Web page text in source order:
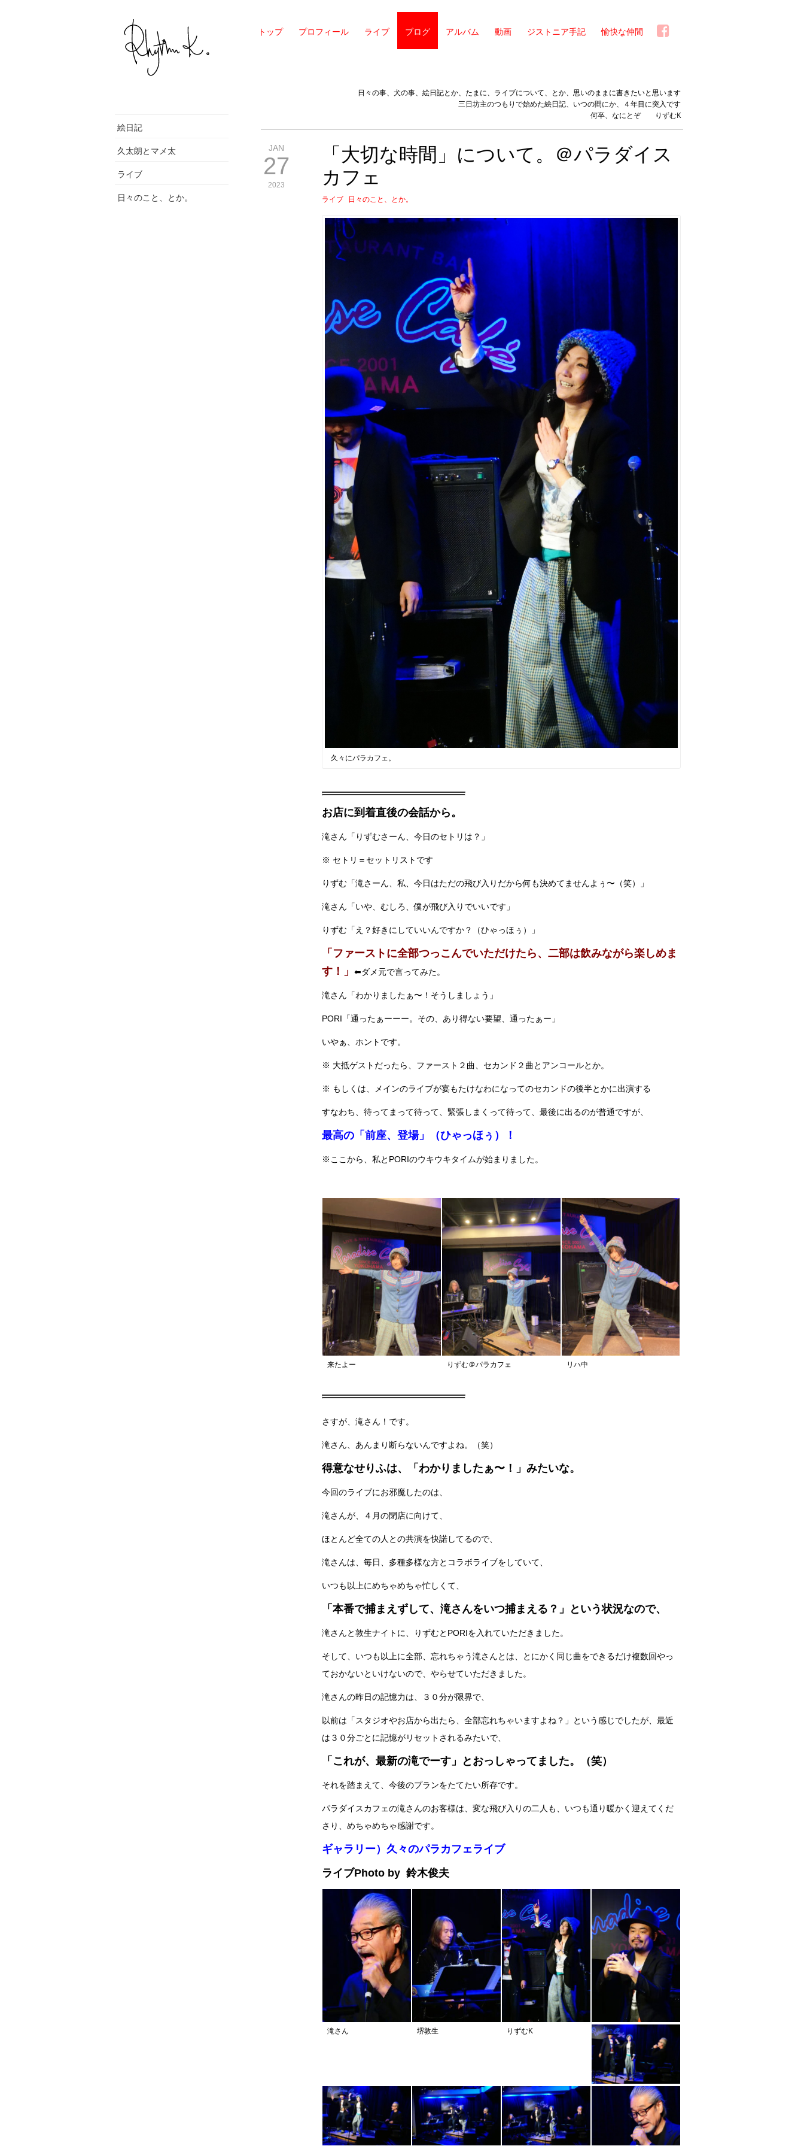
トップ プロフィール ライブ ブログ アルバム 動画 ジストニア手記 愉快な仲間
絵日記
久太朗とマメ太
ライブ
日々のこと、とか。
日々の事、犬の事、絵日記とか、たまに、ライブについて、とか、思いのままに書きたいと思います
三日坊主のつもりで始めた絵日記、いつの間にか、４年目に突入です
何卒、なにとぞ りずむK
JAN
27
2023
「大切な時間」について。＠パラダイス
カフェ
ライブ 日々のこと、とか。
久々にパラカフェ。
お店に到着直後の会話から。
滝さん「りずむさーん、今日のセトリは？」
※ セトリ＝セットリストです
りずむ「滝さーん、私、今日はただの飛び入りだから何も決めてませんよぅ〜（笑）」
滝さん「いや、むしろ、僕が飛び入りでいいです」
りずむ「え？好きにしていいんですか？（ひゃっほぅ）」
「ファーストに全部つっこんでいただけたら、二部は飲みながら楽しめま
す！」
⬅︎ダメ元で言ってみた。
滝さん「わかりましたぁ〜！そうしましょう」
PORI「通ったぁーーー。その、あり得ない要望、通ったぁー」
いやぁ、ホントです。
※ 大抵ゲストだったら、ファースト２曲、セカンド２曲とアンコールとか。
※ もしくは、メインのライブが宴もたけなわになってのセカンドの後半とかに出演する
すなわち、待ってまって待って、緊張しまくって待って、最後に出るのが普通ですが、
最高の「前座、登場」（ひゃっほぅ）！
※ここから、私とPORIのウキウキタイムが始まりました。
来たよー りずむ＠パラカフェ リハ中
さすが、滝さん！です。
滝さん、あんまり断らないんですよね。（笑）
得意なせりふは、「わかりましたぁ〜！」みたいな。
今回のライブにお邪魔したのは、
滝さんが、４月の閉店に向けて、
ほとんど全ての人との共演を快諾してるので、
滝さんは、毎日、多種多様な方とコラボライブをしていて、
いつも以上にめちゃめちゃ忙しくて、
「本番で捕まえずして、滝さんをいつ捕まえる？」という状況なので、
滝さんと敦生ナイトに、りずむとPORIを入れていただきました。
そして、いつも以上に全部、忘れちゃう滝さんとは、とにかく同じ曲をできるだけ複数回やっ
ておかないといけないので、やらせていただきました。
滝さんの昨日の記憶力は、３０分が限界で、
以前は「スタジオやお店から出たら、全部忘れちゃいますよね？」という感じでしたが、最近
は３０分ごとに記憶がリセットされるみたいで、
「これが、最新の滝でーす」とおっしゃってました。（笑）
それを踏まえて、今後のプランをたてたい所存です。
パラダイスカフェの滝さんのお客様は、変な飛び入りの二人も、いつも通り暖かく迎えてくだ
さり、めちゃめちゃ感謝です。
ギャラリー）久々のパラカフェライブ
ライブPhoto by 鈴木俊夫
滝さん 堺敦生 りずむK